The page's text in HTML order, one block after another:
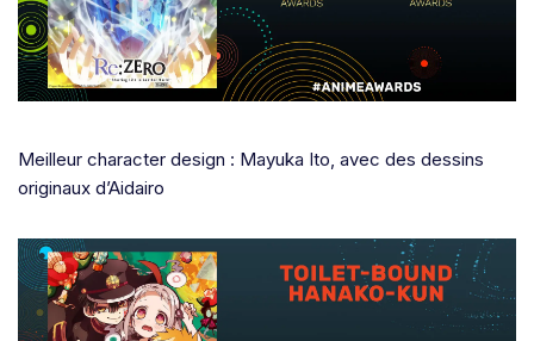
Meilleur character design : Mayuka Ito, avec des dessins
originaux d’Aidairo